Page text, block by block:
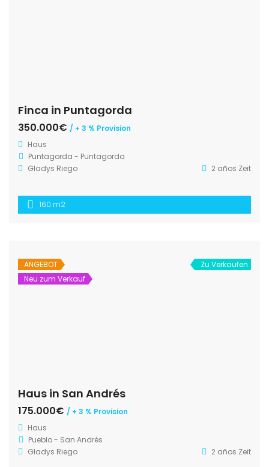
Finca in Puntagorda
350.000€ / + 3 % Provision
Haus
Puntagorda - Puntagorda
Gladys Riego
2 años Zeit
160 m2
ANGEBOT
Neu zum Verkauf
Zu Verkaufen
Haus in San Andrés
175.000€ / + 3 % Provision
Haus
Pueblo - San Andrés
Gladys Riego
2 años Zeit